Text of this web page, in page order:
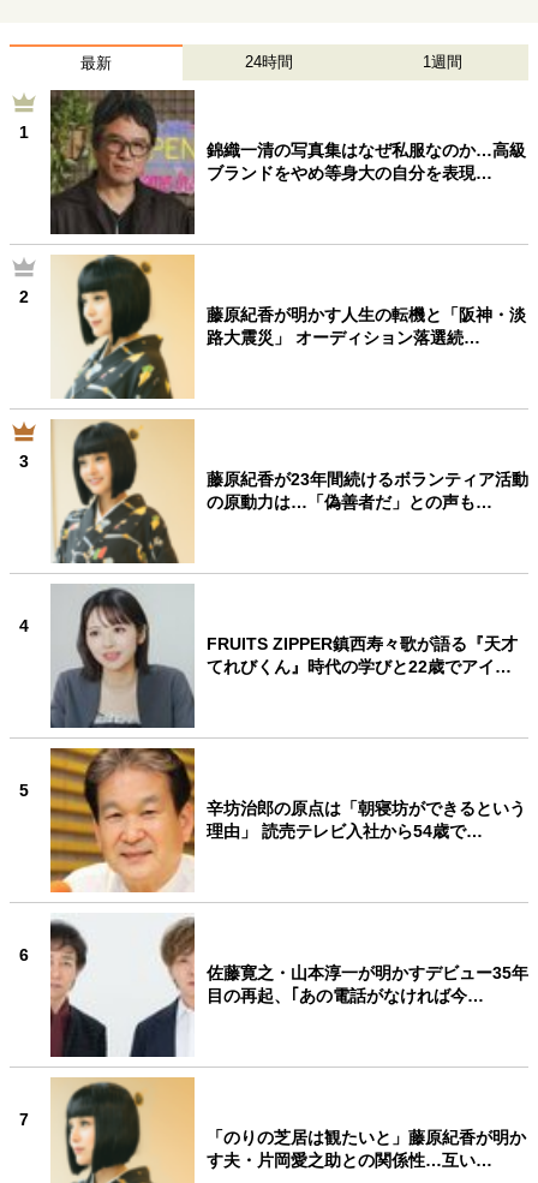
最新 24時間 1週間
1
錦織一清の写真集はなぜ私服なのか…高級
ブランドをやめ等身大の自分を表現…
2
藤原紀香が明かす人生の転機と「阪神・淡
路大震災」 オーディション落選続…
3
藤原紀香が23年間続けるボランティア活動
の原動力は…「偽善者だ」との声も…
4
FRUITS ZIPPER鎮西寿々歌が語る『天才
てれびくん』時代の学びと22歳でアイ…
5
辛坊治郎の原点は「朝寝坊ができるという
理由」 読売テレビ入社から54歳で…
6
佐藤寛之・山本淳一が明かすデビュー35年
目の再起、｢あの電話がなければ今…
7
「のりの芝居は観たいと」藤原紀香が明か
す夫・片岡愛之助との関係性…互い…